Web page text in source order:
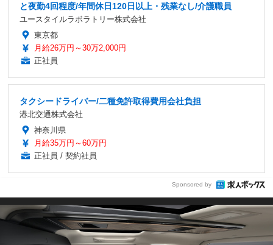
と夜勤4回程度/年間休日120日以上・残業なし/介護職員
ユースタイルラボラトリー株式会社
東京都
月給26万円～30万2,000円
正社員
タクシードライバー/二種免許取得費用会社負担
港北交通株式会社
神奈川県
月給35万円～60万円
正社員 / 契約社員
Sponsored by